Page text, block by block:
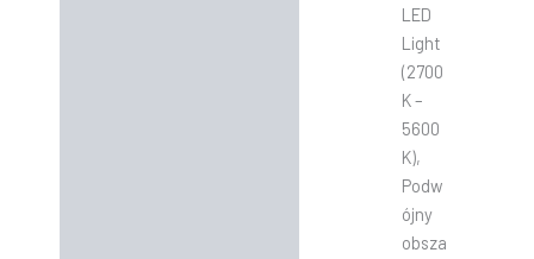
LED
Light
(2700
K –
5600
K),
Podw
ójny
obsza